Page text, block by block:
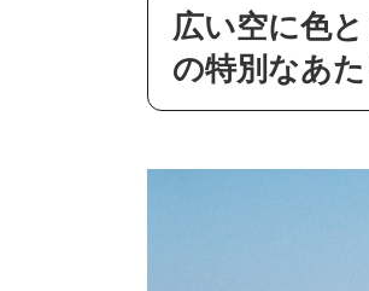
広い空に色
の特別なあた